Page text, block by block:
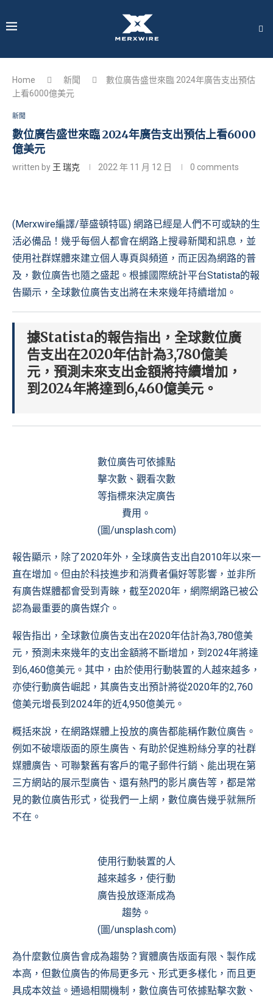
Home 新聞
數位廣告盛世來臨 2024年廣告支出預估
上看6000億美元
新聞
數位廣告盛世來臨 2024年廣告支出預估上看6000
億美元
written by 王 瑞克 2022 年 11 月 12 日 0 comments
(Merxwire編譯/華盛頓特區) 網路已經是人們不可或缺的生
活必備品！幾乎每個人都會在網路上搜尋新聞和訊息，並
使用社群媒體來建立個人專頁與頻道，而正因為網路的普
及，數位廣告也隨之盛起。根據國際統計平台Statista的報
告顯示，全球數位廣告支出將在未來幾年持續增加。
據Statista的報告指出，全球數位廣
告支出在2020年估計為3,780億美
元，預測未來支出金額將持續增加，
到2024年將達到6,460億美元。
數位廣告可依據點
擊次數、觀看次數
等指標來決定廣告
費用。
(圖/unsplash.com)
報告顯示，除了2020年外，全球廣告支出自2010年以來一
直在增加。但由於科技進步和消費者偏好等影響，並非所
有廣告媒體都會受到青睞，截至2020年，網際網路已被公
認為最重要的廣告媒介。
報告指出，全球數位廣告支出在2020年估計為3,780億美
元，預測未來幾年的支出金額將不斷增加，到2024年將達
到6,460億美元。其中，由於使用行動裝置的人越來越多，
亦使行動廣告崛起，其廣告支出預計將從2020年的2,760
億美元增長到2024年的近4,950億美元。
概括來說，在網路媒體上投放的廣告都能稱作數位廣告。
例如不破壞版面的原生廣告、有助於促進粉絲分享的社群
媒體廣告、可聯繫舊有客戶的電子郵件行銷、能出現在第
三方網站的展示型廣告、還有熱門的影片廣告等，都是常
見的數位廣告形式，從我們一上網，數位廣告幾乎就無所
不在。
使用行動裝置的人
越來越多，使行動
廣告投放逐漸成為
趨勢。
(圖/unsplash.com)
為什麼數位廣告會成為趨勢？實體廣告版面有限、製作成
本高，但數位廣告的佈局更多元、形式更多樣化，而且更
具成本效益。通過相關機制，數位廣告可依據點擊次數、